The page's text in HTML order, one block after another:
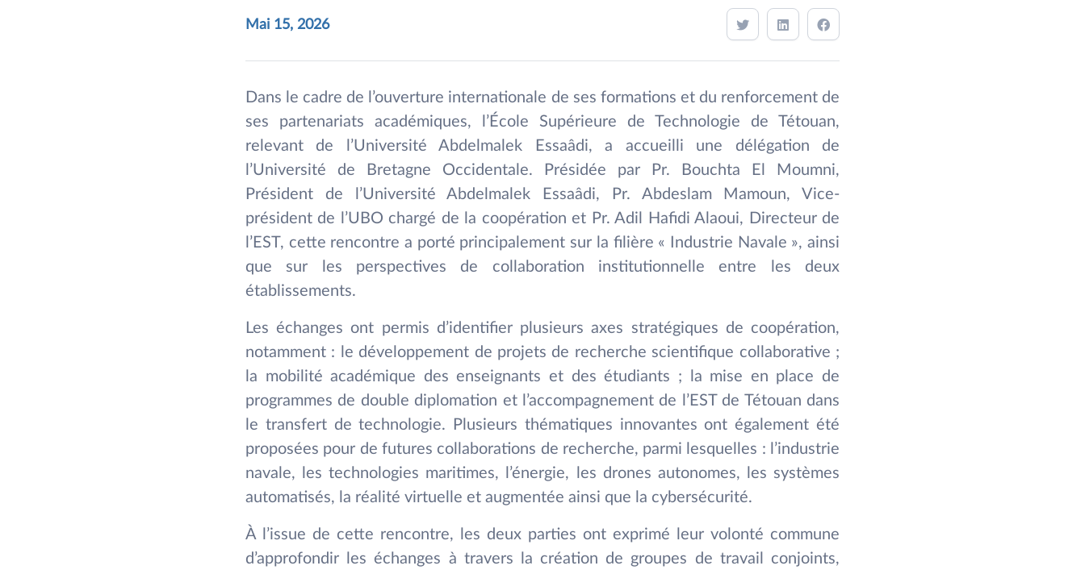
Mai 15, 2026
Dans le cadre de l’ouverture internationale de ses formations et du renforcement de
ses partenariats académiques, l’École Supérieure de Technologie de Tétouan,
relevant de l’Université Abdelmalek Essaâdi, a accueilli une délégation de
l’Université de Bretagne Occidentale. Présidée par Pr. Bouchta El Moumni,
Président de l’Université Abdelmalek Essaâdi, Pr. Abdeslam Mamoun, Vice-
président de l’UBO chargé de la coopération et Pr. Adil Hafidi Alaoui, Directeur de
l’EST, cette rencontre a porté principalement sur la filière « Industrie Navale », ainsi
que sur les perspectives de collaboration institutionnelle entre les deux
établissements.
Les échanges ont permis d’identifier plusieurs axes stratégiques de coopération,
notamment : le développement de projets de recherche scientifique collaborative ;
la mobilité académique des enseignants et des étudiants ; la mise en place de
programmes de double diplomation et l’accompagnement de l’EST de Tétouan dans
le transfert de technologie. Plusieurs thématiques innovantes ont également été
proposées pour de futures collaborations de recherche, parmi lesquelles : l’industrie
navale, les technologies maritimes, l’énergie, les drones autonomes, les systèmes
automatisés, la réalité virtuelle et augmentée ainsi que la cybersécurité.
À l’issue de cette rencontre, les deux parties ont exprimé leur volonté commune
d’approfondir les échanges à travers la création de groupes de travail conjoints,